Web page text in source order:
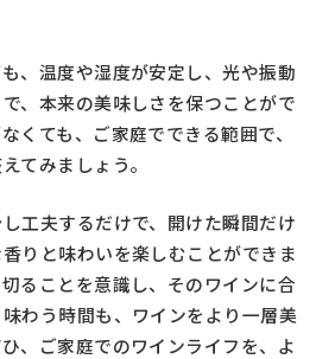
、温度や湿度が安定し、光や振動
、本来の美味しさを保つことがで
くても、ご家庭でできる範囲で、
てみましょう。
工夫するだけで、開けた瞬間だけ
りと味わいを楽しむことができま
ることを意識し、そのワインに合
わう時間も、ワインをより一層美
、ご家庭でのワインライフを、よ